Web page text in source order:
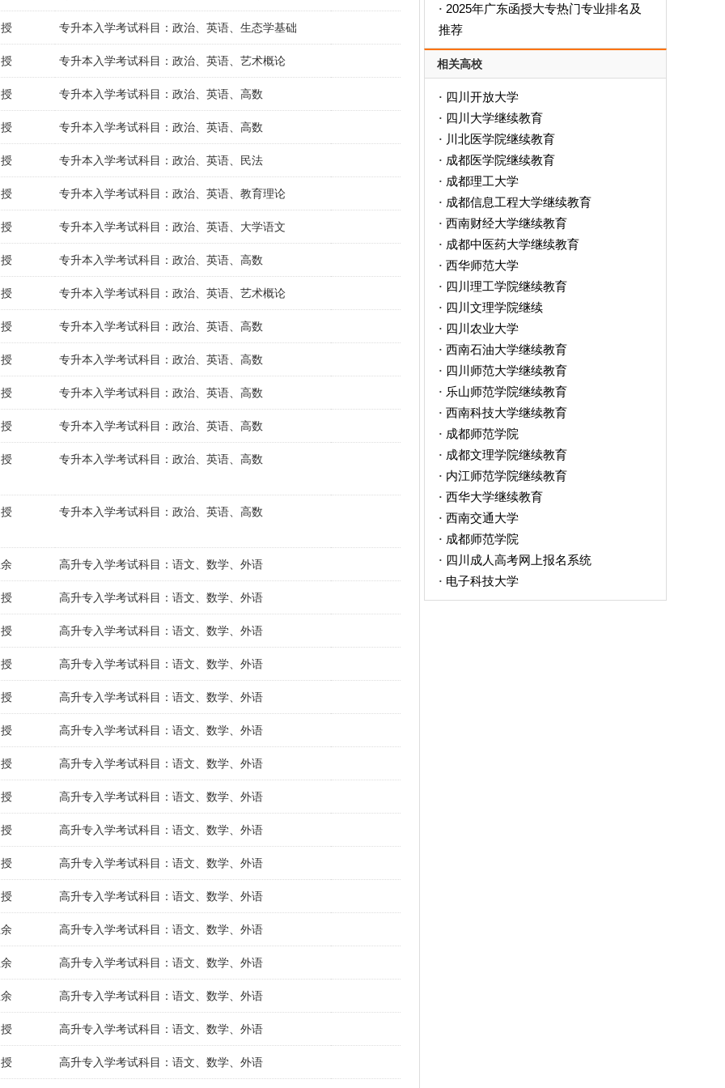
专升本入学考试科目：政治、英语、生态学基础
专升本入学考试科目：政治、英语、艺术概论
专升本入学考试科目：政治、英语、高数
专升本入学考试科目：政治、英语、高数
专升本入学考试科目：政治、英语、民法
专升本入学考试科目：政治、英语、教育理论
专升本入学考试科目：政治、英语、大学语文
专升本入学考试科目：政治、英语、高数
专升本入学考试科目：政治、英语、艺术概论
专升本入学考试科目：政治、英语、高数
专升本入学考试科目：政治、英语、高数
专升本入学考试科目：政治、英语、高数
专升本入学考试科目：政治、英语、高数
专升本入学考试科目：政治、英语、高数
专升本入学考试科目：政治、英语、高数
高升专入学考试科目：语文、数学、外语
高升专入学考试科目：语文、数学、外语
高升专入学考试科目：语文、数学、外语
高升专入学考试科目：语文、数学、外语
高升专入学考试科目：语文、数学、外语
高升专入学考试科目：语文、数学、外语
高升专入学考试科目：语文、数学、外语
高升专入学考试科目：语文、数学、外语
高升专入学考试科目：语文、数学、外语
高升专入学考试科目：语文、数学、外语
高升专入学考试科目：语文、数学、外语
高升专入学考试科目：语文、数学、外语
高升专入学考试科目：语文、数学、外语
高升专入学考试科目：语文、数学、外语
高升专入学考试科目：语文、数学、外语
高升专入学考试科目：语文、数学、外语
· 2025年广东函授大专热门专业排名及
推荐
相关高校
· 四川开放大学
· 四川大学继续教育
· 川北医学院继续教育
· 成都医学院继续教育
· 成都理工大学
· 成都信息工程大学继续教育
· 西南财经大学继续教育
· 成都中医药大学继续教育
· 西华师范大学
· 四川理工学院继续教育
· 四川文理学院继续
· 四川农业大学
· 西南石油大学继续教育
· 四川师范大学继续教育
· 乐山师范学院继续教育
· 西南科技大学继续教育
· 成都师范学院
· 成都文理学院继续教育
· 内江师范学院继续教育
· 西华大学继续教育
· 西南交通大学
· 成都师范学院
· 四川成人高考网上报名系统
· 电子科技大学